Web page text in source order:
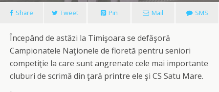
Share Tweet Pin Mail SMS
Începând de astăzi la Timişoara se defăşoră
Campionatele Naţionele de floretă pentru seniori
competiţie la care sunt angrenate cele mai importante
cluburi de scrimă din ţară printre ele şi CS Satu Mare.